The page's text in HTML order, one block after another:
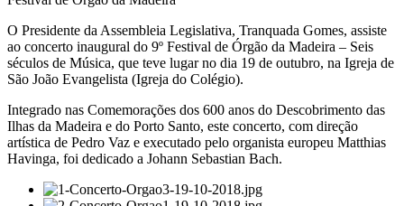
O Presidente da Assembleia Legislativa, Tranquada Gomes, assiste
ao concerto inaugural do 9º Festival de Órgão da Madeira – Seis
séculos de Música, que teve lugar no dia 19 de outubro, na Igreja de
São João Evangelista (Igreja do Colégio).
Integrado nas Comemorações dos 600 anos do Descobrimento das
Ilhas da Madeira e do Porto Santo, este concerto, com direção
artística de Pedro Vaz e executado pelo organista europeu Matthias
Havinga, foi dedicado a Johann Sebastian Bach.